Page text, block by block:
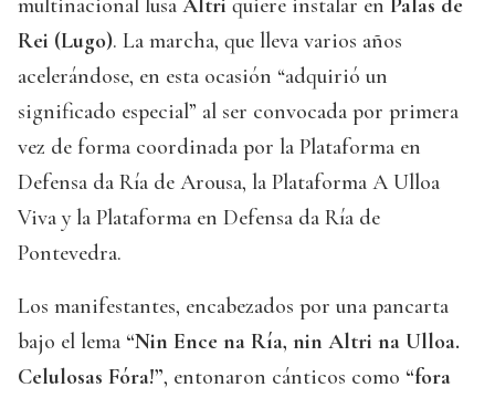
multinacional lusa Altri quiere instalar en Palas de
Rei (Lugo). La marcha, que lleva varios años
acelerándose, en esta ocasión “adquirió un
significado especial” al ser convocada por primera
vez de forma coordinada por la Plataforma en
Defensa da Ría de Arousa, la Plataforma A Ulloa
Viva y la Plataforma en Defensa da Ría de
Pontevedra.
Los manifestantes, encabezados por una pancarta
bajo el lema “Nin Ence na Ría, nin Altri na Ulloa.
Celulosas Fóra!”, entonaron cánticos como “fora